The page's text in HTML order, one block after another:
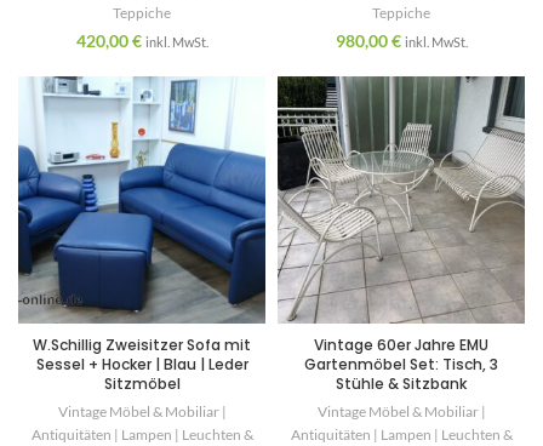
Teppiche
420,00€ inkl. MwSt.
Teppiche
980,00€ inkl. MwSt.
W.Schillig Zweisitzer Sofa mit
Sessel + Hocker | Blau | Leder
Sitzmöbel
Vintage Möbel & Mobiliar |
Antiquitäten | Lampen | Leuchten &
Vintage 60er Jahre EMU
Gartenmöbel Set: Tisch, 3
Stühle & Sitzbank
Vintage Möbel & Mobiliar |
Antiquitäten | Lampen | Leuchten &